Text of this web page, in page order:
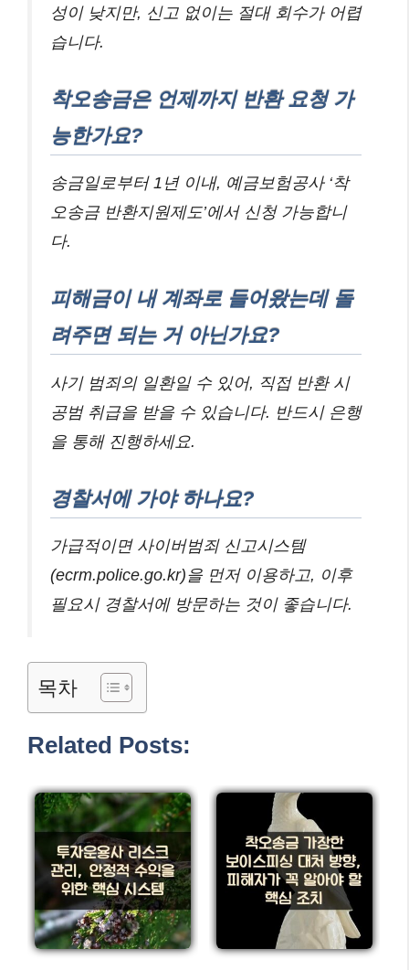
성이 낮지만, 신고 없이는 절대 회수가 어렵
습니다.
착오송금은 언제까지 반환 요청 가
능한가요?
송금일로부터 1년 이내, 예금보험공사 ‘착
오송금 반환지원제도’에서 신청 가능합니
다.
피해금이 내 계좌로 들어왔는데 돌
려주면 되는 거 아닌가요?
사기 범죄의 일환일 수 있어, 직접 반환 시
공범 취급을 받을 수 있습니다. 반드시 은행
을 통해 진행하세요.
경찰서에 가야 하나요?
가급적이면 사이버범죄 신고시스템
(ecrm.police.go.kr)을 먼저 이용하고, 이후
필요시 경찰서에 방문하는 것이 좋습니다.
목차
Related Posts: